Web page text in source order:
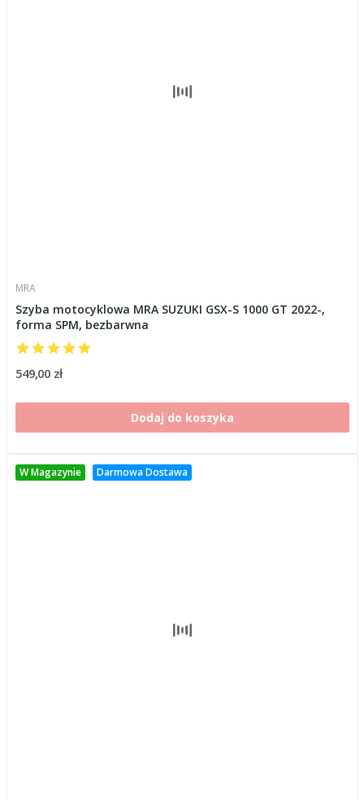
MRA
Szyba motocyklowa MRA SUZUKI GSX-S 1000 GT 2022-,
forma SPM, bezbarwna
549,00 zł
Dodaj do koszyka
W Magazynie Darmowa Dostawa